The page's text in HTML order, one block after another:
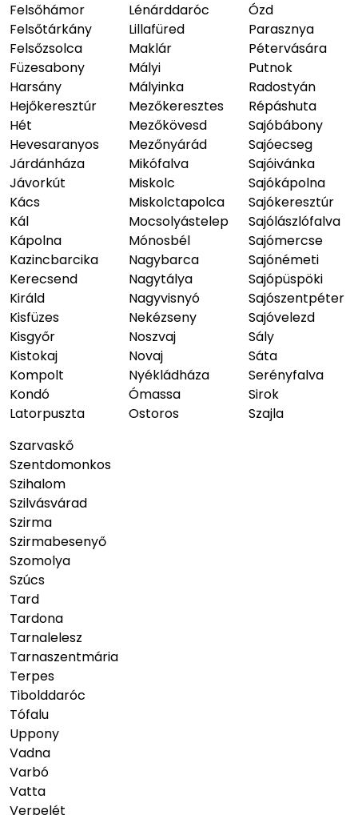
Felsőhámor
Felsőtárkány
Felsőzsolca
Füzesabony
Harsány
Hejőkeresztúr
Hét
Hevesaranyos
Járdánháza
Jávorkút
Kács
Kál
Kápolna
Kazincbarcika
Kerecsend
Királd
Kisfüzes
Kisgyőr
Kistokaj
Kompolt
Kondó
Latorpuszta
Lénárddaróc
Lillafüred
Maklár
Mályi
Mályinka
Mezőkeresztes
Mezőkövesd
Mezőnyárád
Mikófalva
Miskolc
Miskolctapolca
Mocsolyástelep
Mónosbél
Nagybarca
Nagytálya
Nagyvisnyó
Nekézseny
Noszvaj
Novaj
Nyékládháza
Ómassa
Ostoros
Ózd
Parasznya
Pétervására
Putnok
Radostyán
Répáshuta
Sajóbábony
Sajóecseg
Sajóivánka
Sajókápolna
Sajókeresztúr
Sajólászlófalva
Sajómercse
Sajónémeti
Sajópüspöki
Sajószentpéter
Sajóvelezd
Sály
Sáta
Serényfalva
Sirok
Szajla
Szarvaskő
Szentdomonkos
Szihalom
Szilvásvárad
Szirma
Szirmabesenyő
Szomolya
Szúcs
Tard
Tardona
Tarnalelesz
Tarnaszentmária
Terpes
Tibolddaróc
Tófalu
Uppony
Vadna
Varbó
Vatta
Verpelét